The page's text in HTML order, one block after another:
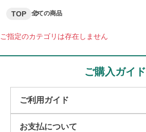
TOP 全ての商品
ご指定のカテゴリは存在しません
ご購入ガイド
ご利用ガイド
お支払について